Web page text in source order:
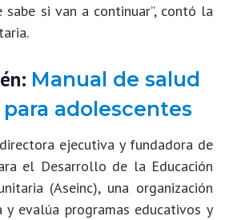
sabe si van a continuar”, contó la
Manual de salud
adolescentes
ejecutiva y fundadora de
el Desarrollo de la Educación
(Aseinc), una organización
y evalúa programas educativos y